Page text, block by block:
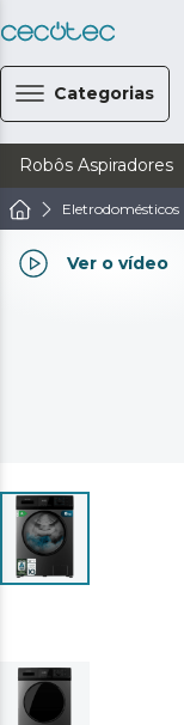
Categorias
Robôs Aspiradores
Eletrodomésticos
Ver o vídeo